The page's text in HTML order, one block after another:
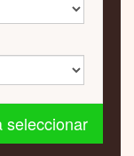
seleccionar